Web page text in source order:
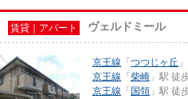
賃貸｜アパート ヴェルドミール
京王線 「 つつじヶ丘
京王線 「 柴崎 」駅 徒
京王線 「 国領 」駅 徒